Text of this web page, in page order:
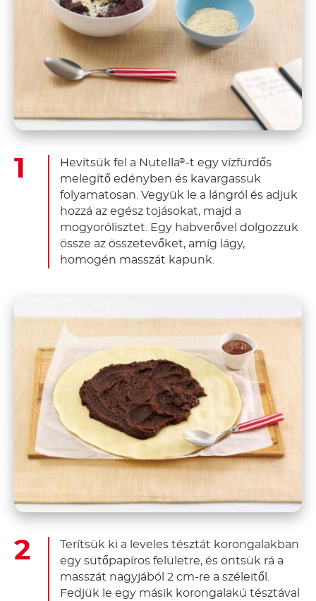
Hevítsük fel a Nutella® -t egy vízfürdős
melegítő edényben és kavargassuk
folyamatosan. Vegyük le a lángról és adjuk
hozzá az egész tojásokat, majd a
mogyorólisztet. Egy habverővel dolgozzuk
össze az összetevőket, amíg lágy,
homogén masszát kapunk.
Terítsük ki a leveles tésztát korongalakban
egy sütőpapíros felületre, és öntsük rá a
masszát nagyjából 2 cm-re a széleitől.
Fedjük le egy másik korongalakú tésztával